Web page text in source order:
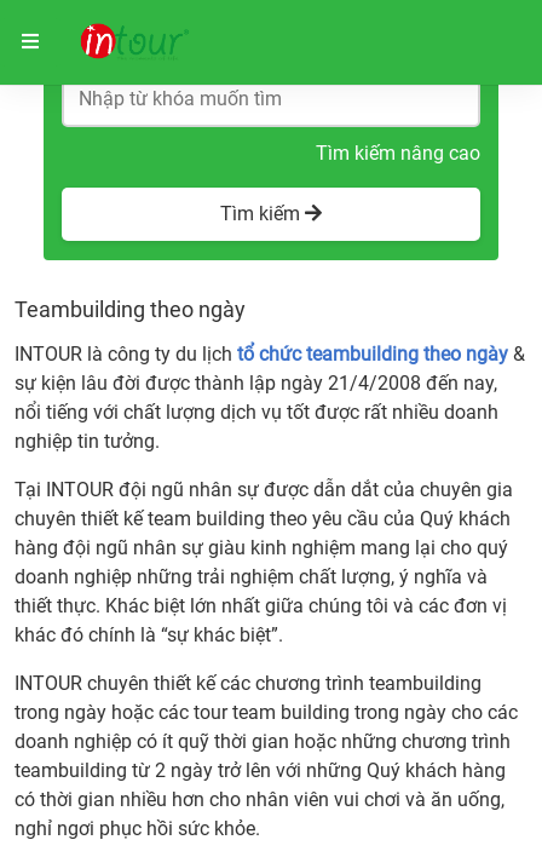
Trang chủ Teambuilding theo ngày
Tìm kiếm nâng cao
Tìm kiếm
Teambuilding theo ngày
INTOUR là công ty du lịch tổ chức teambuilding theo ngày &
sự kiện lâu đời được thành lập ngày 21/4/2008 đến nay,
nổi tiếng với chất lượng dịch vụ tốt được rất nhiều doanh
nghiệp tin tưởng.
Tại INTOUR đội ngũ nhân sự được dẫn dắt của chuyên gia
chuyên thiết kế team building theo yêu cầu của Quý khách
hàng đội ngũ nhân sự giàu kinh nghiệm mang lại cho quý
doanh nghiệp những trải nghiệm chất lượng, ý nghĩa và
thiết thực. Khác biệt lớn nhất giữa chúng tôi và các đơn vị
khác đó chính là “sự khác biệt”.
INTOUR chuyên thiết kế các chương trình teambuilding
trong ngày hoặc các tour team building trong ngày cho các
doanh nghiệp có ít quỹ thời gian hoặc những chương trình
teambuilding từ 2 ngày trở lên với những Quý khách hàng
có thời gian nhiều hơn cho nhân viên vui chơi và ăn uống,
nghỉ ngơi phục hồi sức khỏe.